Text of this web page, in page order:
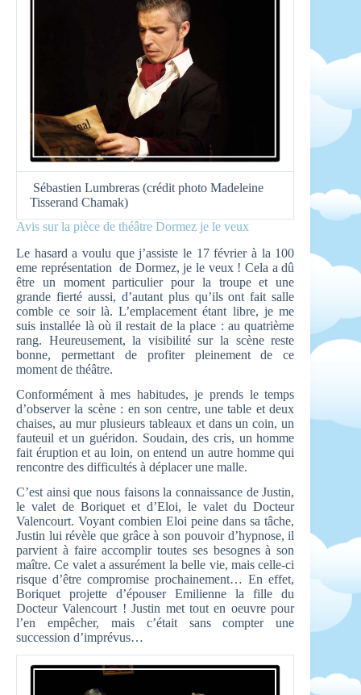
Sébastien Lumbreras (crédit photo Madeleine
Tisserand Chamak)
Avis sur la pièce de théâtre Dormez je le veux
Le hasard a voulu que j’assiste le 17 février à la 100
eme représentation de Dormez, je le veux ! Cela a dû
être un moment particulier pour la troupe et une
grande fierté aussi, d’autant plus qu’ils ont fait salle
comble ce soir là. L’emplacement étant libre, je me
suis installée là où il restait de la place : au quatrième
rang. Heureusement, la visibilité sur la scène reste
bonne, permettant de profiter pleinement de ce
moment de théâtre.
Conformément à mes habitudes, je prends le temps
d’observer la scène : en son centre, une table et deux
chaises, au mur plusieurs tableaux et dans un coin, un
fauteuil et un guéridon. Soudain, des cris, un homme
fait éruption et au loin, on entend un autre homme qui
rencontre des difficultés à déplacer une malle.
C’est ainsi que nous faisons la connaissance de Justin,
le valet de Boriquet et d’Eloi, le valet du Docteur
Valencourt. Voyant combien Eloi peine dans sa tâche,
Justin lui révèle que grâce à son pouvoir d’hypnose, il
parvient à faire accomplir toutes ses besognes à son
maître. Ce valet a assurément la belle vie, mais celle-ci
risque d’être compromise prochainement… En effet,
Boriquet projette d’épouser Emilienne la fille du
Docteur Valencourt ! Justin met tout en oeuvre pour
l’en empêcher, mais c’était sans compter une
succession d’imprévus…